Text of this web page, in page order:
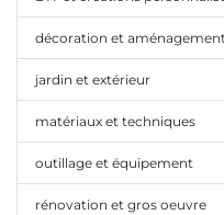
décoration et
jardin et extérieur
matériaux et techniques
outillage et équipement
rénovation et gros oeuvre